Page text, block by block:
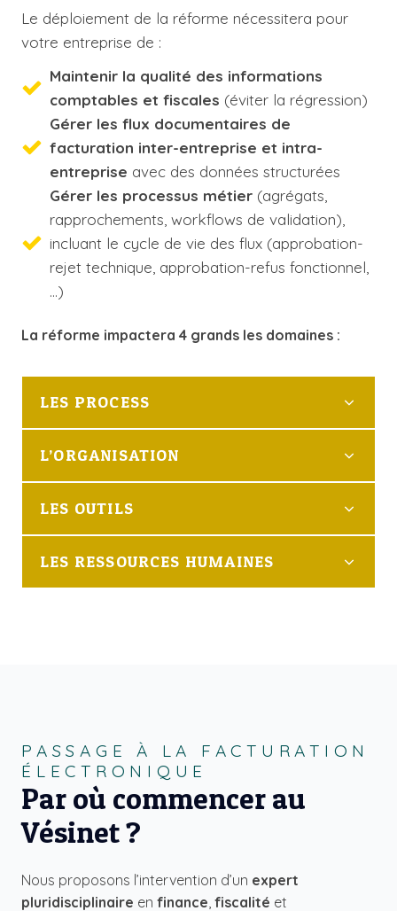
Le déploiement de la réforme nécessitera pour
votre entreprise de :
Maintenir la qualité des informations
comptables et fiscales (éviter la régression)
Gérer les flux documentaires de
facturation inter-entreprise et intra-
entreprise avec des données structurées
Gérer les processus métier (agrégats,
rapprochements, workflows de validation),
incluant le cycle de vie des flux (approbation-
rejet technique, approbation-refus fonctionnel,
…)
La réforme impactera 4 grands les domaines :
LES PROCESS
L’ORGANISATION
LES OUTILS
LES RESSOURCES HUMAINES
PASSAGE À LA FACTURATION
ÉLECTRONIQUE
Par où commencer au
Vésinet ?
Nous proposons l’intervention d’un expert
pluridisciplinaire en finance fiscalité et